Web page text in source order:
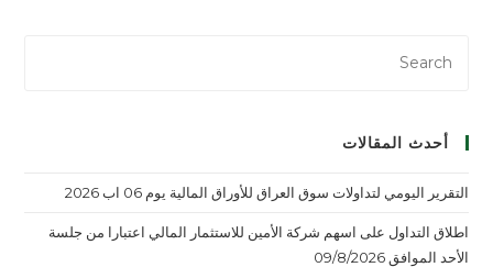
أحدث المقالات
التقرير اليومي لتداولات سوق العراق للأوراق المالية يوم 06 اب 2026
اطلاق التداول على اسهم شركة الأمين للاستثمار المالي اعتبارا من جلسة
الأحد الموافق 09/8/2026